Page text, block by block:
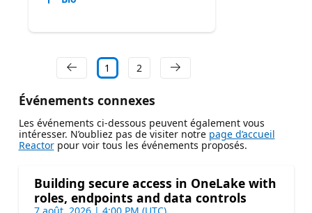
1 2
Événements connexes
Les événements ci-dessous peuvent également vous
intéresser. N’oubliez pas de visiter notre page d’accueil
Reactorpour voir tous les événements proposés.
Building secure access in OneLake with
roles, endpoints and data controls